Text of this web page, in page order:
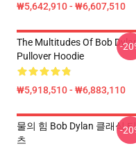
₩5,642,910 - ₩6,607,510
The Multitudes Of Bob
Pullover Hoodie
₩5,918,510 - ₩6,883,110
-
물의 힘 Bob Dylan 클래식
츠
-